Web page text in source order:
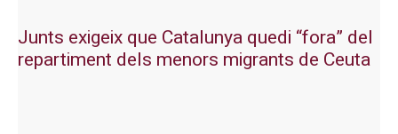
Junts exigeix que Catalunya quedi “fora” del
repartiment dels menors migrants de Ceuta